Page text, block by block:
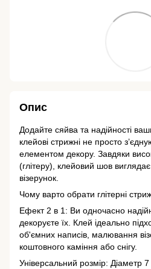
Опис
Додайте сяйва та надійності
клейові стрижні не просто
елементом декору. Завдяки
(глітеру), клейовий шов
візерунок.
Чому варто обрати глітерні
Ефект 2 в 1: Ви одночасно
декоруєте їх. Клей ідеально
об'ємних написів, малювання
коштовного каміння або снігу.
Універсальний розмір: Діаметр